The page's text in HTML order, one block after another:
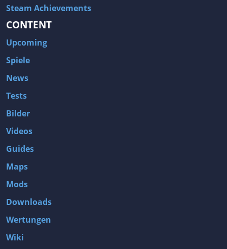
Steam Achievements
CONTENT
Upcoming
Spiele
News
Tests
Bilder
Videos
Guides
Maps
Mods
Downloads
Wertungen
Wiki